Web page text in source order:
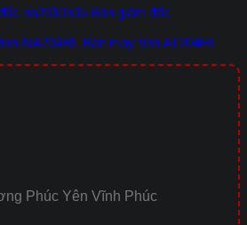
Bàn giám đốc
Bàn máy tính AT204HL
Phúc Yên Vĩnh Phúc